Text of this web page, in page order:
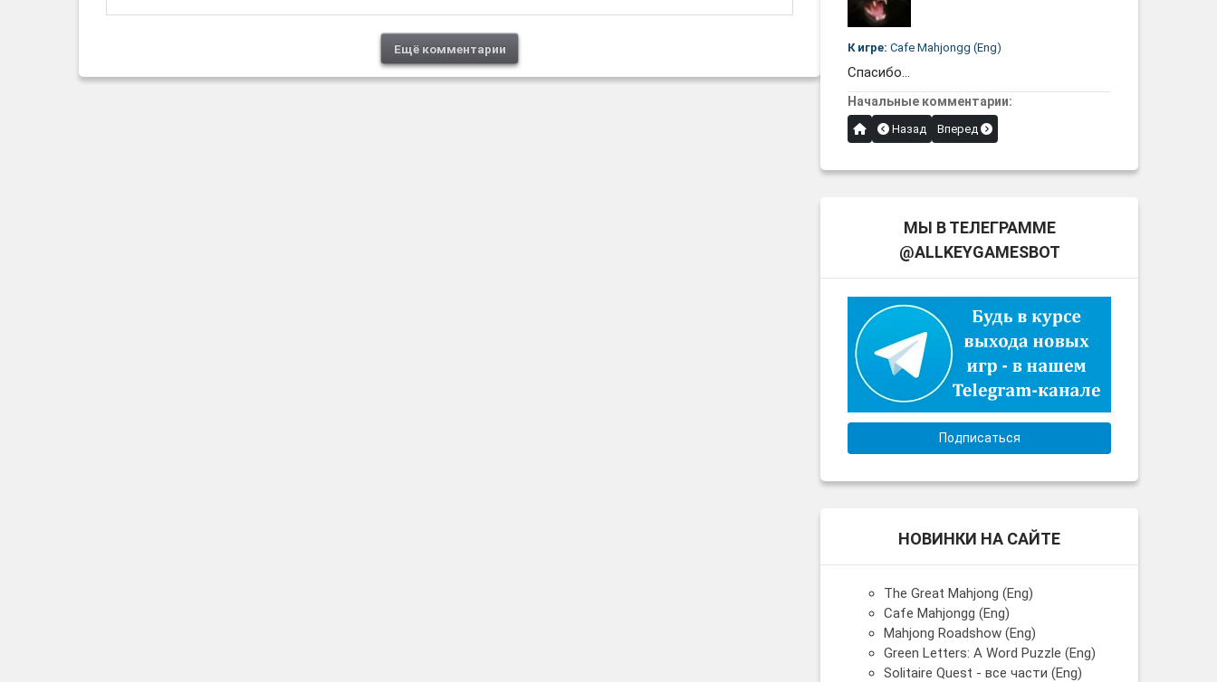
Ещё комментарии
К игре: Cafe Mahjongg (Eng)
Спасибо...
Начальные комментарии:
Назад Вперед
МЫ В ТЕЛЕГРАММЕ
@ALLKEYGAMESBOT
Подписаться
НОВИНКИ НА САЙТЕ
The Great Mahjong (Eng)
Cafe Mahjongg (Eng)
Mahjong Roadshow (Eng)
Green Letters: A Word Puzzle (Eng)
Solitaire Quest - все части (Eng)